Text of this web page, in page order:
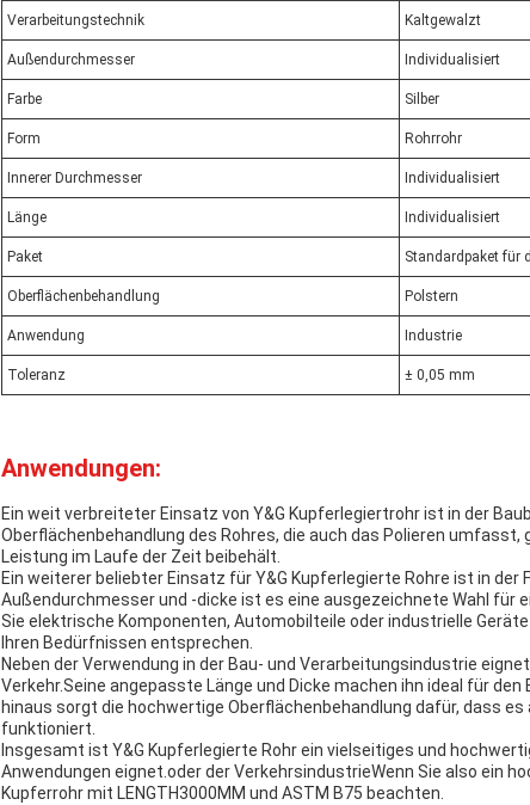
Verarbeitungstechnik Kaltgewalzt
Außendurchmesser Individualisiert
Farbe Silber
Form Rohrrohr
Innerer Durchmesser Individualisiert
Länge Individualisiert
Paket Standardpaket für
Oberflächenbehandlung Polstern
Anwendung Industrie
Toleranz ± 0,05 mm
Anwendungen:
Ein weit verbreiteter Einsatz von Y&G Kupferlegiertrohr ist in der
Oberflächenbehandlung des Rohres, die auch das Polieren
Leistung im Laufe der Zeit beibehält.
Ein weiterer beliebter Einsatz für Y&G Kupferlegierte Rohre ist in
Außendurchmesser und -dicke ist es eine ausgezeichnete Wahl für
Sie elektrische Komponenten, Automobilteile oder industrielle
Ihren Bedürfnissen entsprechen.
Neben der Verwendung in der Bau- und Verarbeitungsindustrie
Verkehr.Seine angepasste Länge und Dicke machen ihn ideal für
hinaus sorgt die hochwertige Oberflächenbehandlung dafür, dass
funktioniert.
Insgesamt ist Y&G Kupferlegierte Rohr ein vielseitiges und
Anwendungen eignet.oder der VerkehrsindustrieWenn Sie also ein
Kupferrohr mit LENGTH3000MM und ASTM B75 beachten.